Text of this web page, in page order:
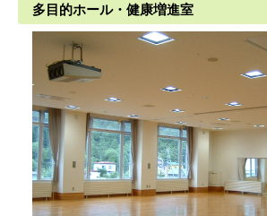
多目的ホール・健康増進室